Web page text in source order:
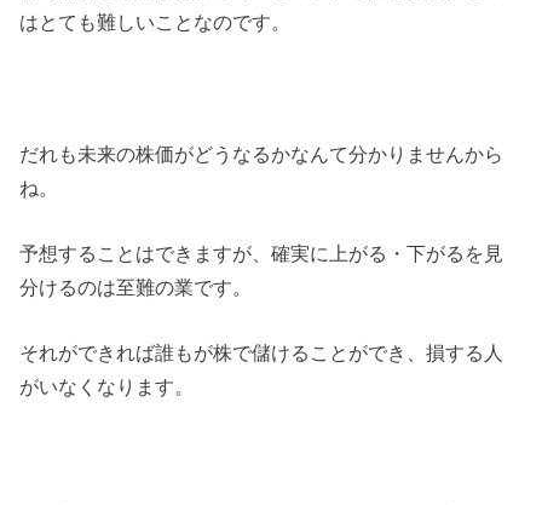
はとても難しいことなのです。
だれも未来の株価がどうなるかなんて分かりませんから
ね。
予想することはできますが、確実に上がる・下がるを見
分けるのは至難の業です。
それができれば誰もが株で儲けることができ、損する人
がいなくなります。